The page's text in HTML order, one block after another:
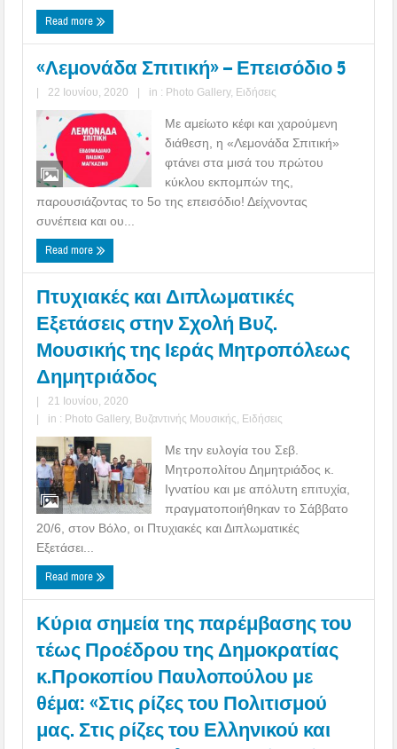
Read more
«Λεμονάδα Σπιτική» – Επεισόδιο 5
| 22 Ιουνίου, 2020 | in : Photo Gallery, Ειδήσεις
Με αμείωτο κέφι και χαρούμενη
διάθεση, η «Λεμονάδα Σπιτική»
φτάνει στα μισά του πρώτου
κύκλου εκπομπών της,
παρουσιάζοντας το 5ο της επεισόδιο! Δείχνοντας
συνέπεια και ου...
Read more
Πτυχιακές και Διπλωματικές
Εξετάσεις στην Σχολή Βυζ.
Μουσικής της Ιεράς Μητροπόλεως
Δημητριάδος
|
21 Ιουνίου, 2020
|
in : Photo Gallery, Βυζαντινής Μουσικής Ειδήσεις
Με την ευλογία του Σεβ.
Μητροπολίτου Δημητριάδος κ.
Ιγνατίου και με απόλυτη επιτυχία,
πραγματοποιήθηκαν το Σάββατο
20/6, στον Βόλο, οι Πτυχιακές και Διπλωματικές
Εξετάσει...
Read more
Κύρια σημεία της παρέμβασης του
τέως Προέδρου της Δημοκρατίας
κ.Προκοπίου Παυλοπούλου με
θέμα: «Στις ρίζες του Πολιτισμού
μας. Στις ρίζες του Ελληνικού και